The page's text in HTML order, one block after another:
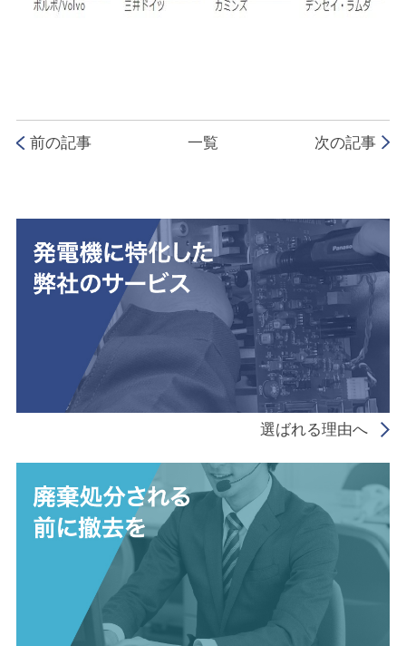
前の記事 一覧 次の記事
選ばれる理由へ